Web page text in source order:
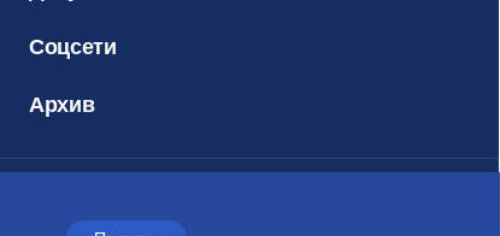
Соцсети
Архив
Электронный